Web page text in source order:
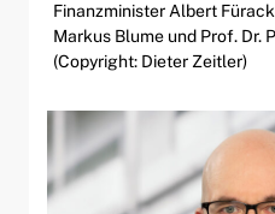
Finanzminister Albert
Markus Blume und Prof. Dr.
(Copyright: Dieter Zeitler)